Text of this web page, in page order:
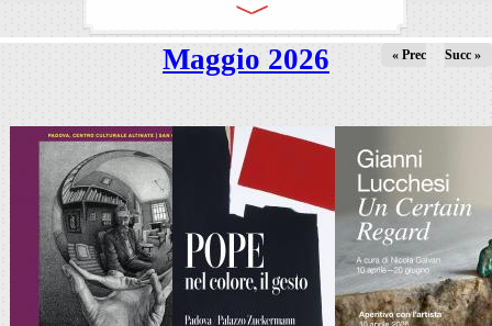
Maggio 2026 « Prec Succ »